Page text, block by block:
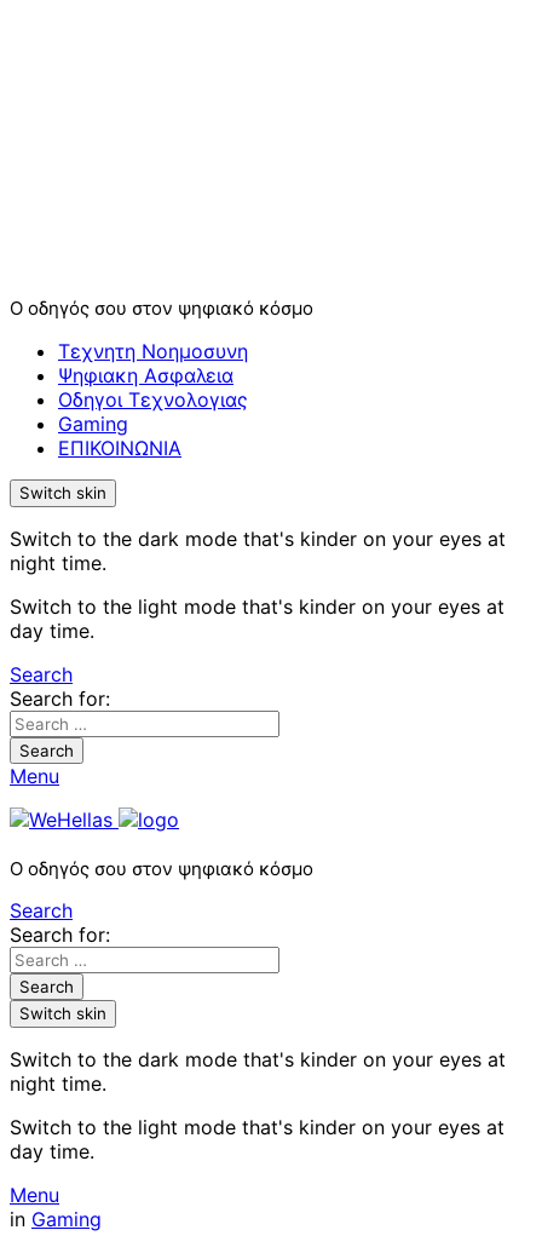
Ο οδηγός σου στον ψηφιακό κόσμο
Τεχνητη Νοημοσυνη
Ψηφιακη Ασφαλεια
Οδηγοι Τεχνολογιας
Gaming
ΕΠΙΚΟΙΝΩΝΙΑ
Switch skin
Switch to the dark mode that's kinder on your eyes at
night time.
Switch to the light mode that's kinder on your eyes at
day time.
Search
Search for:
Search
Menu
Ο οδηγός σου στον ψηφιακό κόσμο
Search
Search for:
Search
Switch skin
Switch to the dark mode that's kinder on your eyes at
night time.
Switch to the light mode that's kinder on your eyes at
day time.
Menu
in Gaming